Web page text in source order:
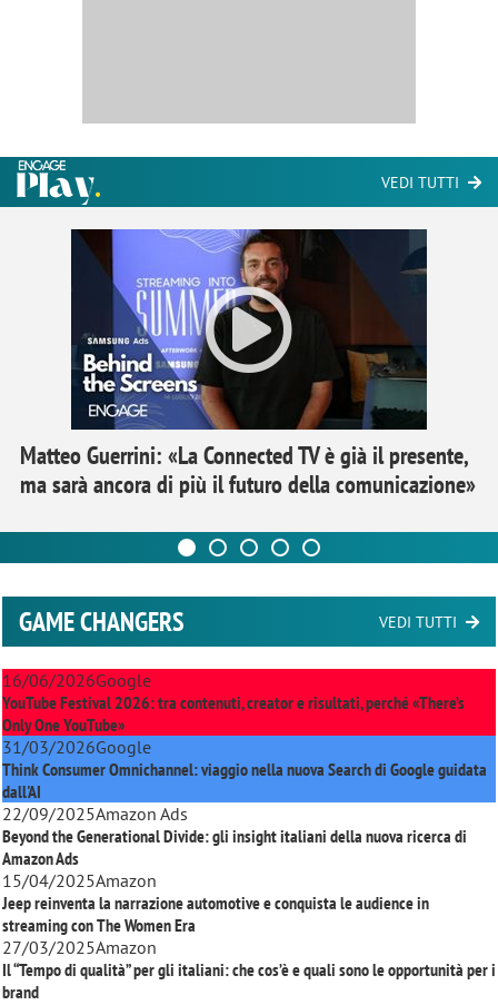
VEDI TUTTI
Matteo Guerrini: «La Connected TV è già il presente,
ma sarà ancora di più il futuro della comunicazione»
GAME CHANGERS VEDI TUTTI
16/06/2026Google
YouTube Festival 2026: tra contenuti, creator e risultati, perché «There’s
Only One YouTube»
31/03/2026Google
Think Consumer Omnichannel: viaggio nella nuova Search di Google guidata
dall'AI
22/09/2025Amazon Ads
Beyond the Generational Divide: gli insight italiani della nuova ricerca di
Amazon Ads
15/04/2025Amazon
Jeep reinventa la narrazione automotive e conquista le audience in
streaming conThe Women Era
27/03/2025Amazon
Il “Tempo di qualità” per gli italiani: che cos’è e quali sono le opportunità per i
brand